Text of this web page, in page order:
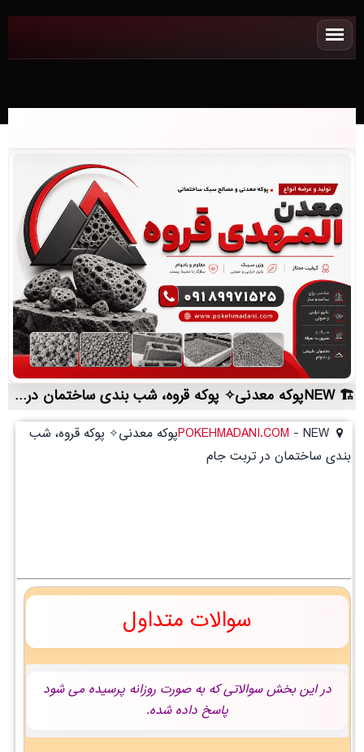
NEWپوکه معدنی✧ پوکه قروه، شب بندی ساختمان در تربت جام | لیست قیمت روز و خرید مستقیم ، مناسب تر از نمایندگی شهرستان ها
POKEHMADANI.COM -
NEWپوکه معدنی✧ پوکه قروه، شب
بندی ساختمان در تربت جام
سوالات متداول
در این بخش سوالاتی که به صورت روزانه پرسیده می شود
پاسخ داده شده.